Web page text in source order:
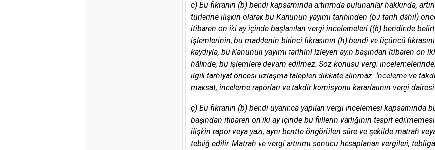
c) Bu fıkranın (b) bendi kapsamında artırımda bulunanlar hakkında,
türlerine ilişkin olarak bu Kanunun yayımı tarihinden (bu tarih dâhil)
itibaren on iki ay içinde başlanılan vergi incelemeleri ((b) bendinde
işlemlerinin, bu maddenin birinci fıkrasının (h) bendi ve üçüncü
kaydıyla, bu Kanunun yayımı tarihini izleyen ayın başından itibaren on
hâlinde, bu işlemlere devam edilmez. Söz konusu vergi
ilgili tarhiyat öncesi uzlaşma talepleri dikkate alınmaz. İnceleme ve
maksat, inceleme raporları ve takdir komisyonu kararlarının vergi
ç) Bu fıkranın (b) bendi uyarınca yapılan vergi incelemesi kapsamında
başından itibaren on iki ay içinde bu fiillerin varlığının tespit
ilişkin rapor veya yazı, aynı bentte öngörülen süre ve şekilde matrah
tebliğ edilir. Matrah ve vergi artırımı sonucu hesaplanan vergileri,